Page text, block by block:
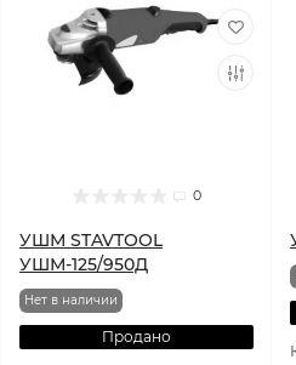
0
УШМ STAVTOOL
УШМ-125/950Д
Нет в наличии
Продано